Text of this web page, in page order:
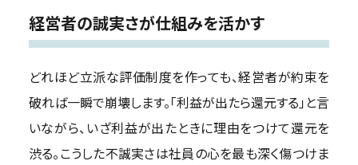
経営者の誠実さが仕組みを活かす
どれほど立派な評価制度を作っても、経営者が約束を
破れば一瞬で崩壊します。「利益が出たら還元する」と言
いながら、いざ利益が出たときに理由をつけて還元を
渋る。こうした不誠実さは社員の心を最も深く傷つけま